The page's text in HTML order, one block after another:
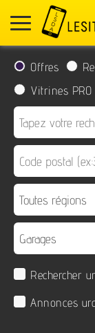
Offres
Vitrines PRO
Rechercher
Annonces